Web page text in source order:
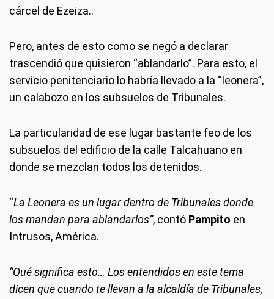
cárcel de Ezeiza..
Pero, antes de esto como se negó a declarar
trascendió que quisieron “ablandarlo”. Para esto, el
servicio penitenciario lo habría llevado a la “leonera”,
un calabozo en los subsuelos de Tribunales.
La particularidad de ese lugar bastante feo de los
subsuelos del edificio de la calle Talcahuano en
donde se mezclan todos los detenidos.
“La Leonera es un lugar dentro de Tribunales donde
los mandan para ablandarlos”, contó Pampito en
Intrusos, América.
“Qué significa esto… Los entendidos en este tema
dicen que cuando te llevan a la alcaldía de Tribunales,